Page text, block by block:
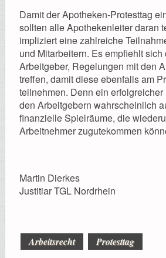
Damit der Apotheken-Protesttag
sollten alle Apothekenleiter daran
impliziert eine zahlreiche
und Mitarbeitern. Es empfiehlt sich
Arbeitgeber, Regelungen mit den
treffen, damit diese ebenfalls am
teilnehmen. Denn ein
den Arbeitgebern wahrscheinlich
finanzielle Spielräume, die
Arbeitnehmer zugutekommen
Martin Dierkes
Justitiar TGL Nordrhein
Arbeitsrecht Protesttag